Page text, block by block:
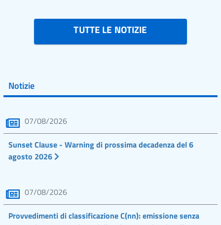
TUTTE LE NOTIZIE
Notizie
07/08/2026
Sunset Clause - Warning di prossima decadenza del 6
agosto 2026
07/08/2026
Provvedimenti di classificazione C(nn): emissione senza